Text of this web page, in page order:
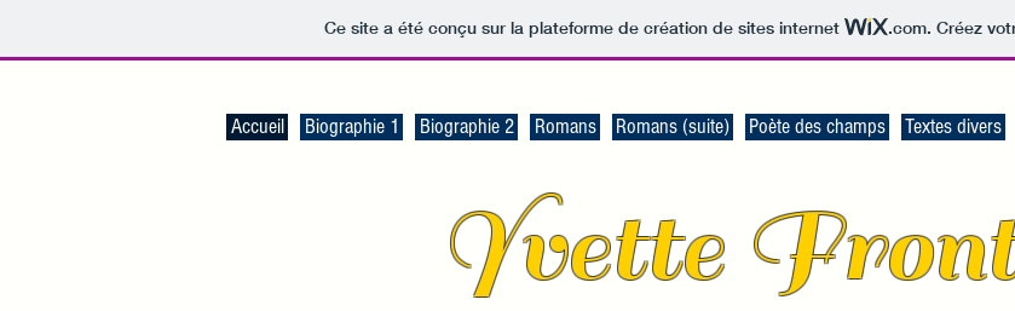
Ce site a été conçu sur la plateforme de création de sites internet .com. Créez
Accueil Biographie 1 Biographie 2 Romans Romans (suite) Poète des champs Textes divers
Yvette